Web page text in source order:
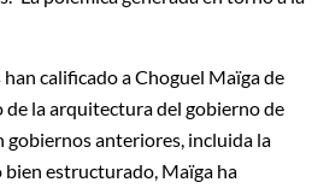
calificado a Choguel Maïga de
de la arquitectura del gobierno de
gobiernos anteriores, incluida la
estructurado, Maïga ha